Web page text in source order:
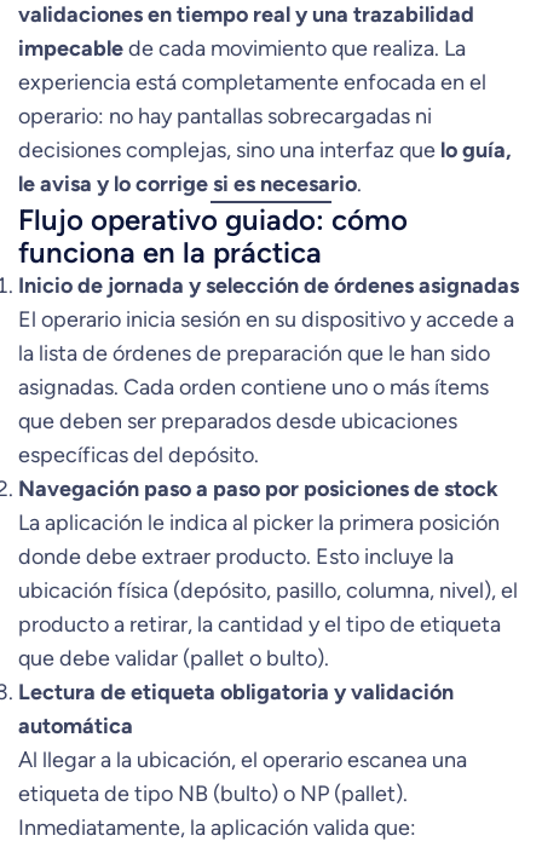
validaciones en tiempo real y una trazabilidad
impecablede cada movimiento que realiza. La
experiencia está completamente enfocada en el
operario: no hay pantallas sobrecargadas ni
decisiones complejas, sino una interfaz que lo guía,
le avisa y lo corrige si es necesario.
Flujo operativo guiado: cómo
funciona en la práctica
Inicio de jornada y selección de órdenes asignadas
El operario inicia sesión en su dispositivo y accede a
la lista de órdenes de preparación que le han sido
asignadas. Cada orden contiene uno o más ítems
que deben ser preparados desde ubicaciones
específicas del depósito.
Navegación paso a paso por posiciones de stock
La aplicación le indica al picker la primera posición
donde debe extraer producto. Esto incluye la
ubicación física (depósito, pasillo, columna, nivel), el
producto a retirar, la cantidad y el tipo de etiqueta
que debe validar (pallet o bulto).
Lectura de etiqueta obligatoria y validación
automática
Al llegar a la ubicación, el operario escanea una
etiqueta de tipo NB (bulto) o NP (pallet).
Inmediatamente, la aplicación valida que: